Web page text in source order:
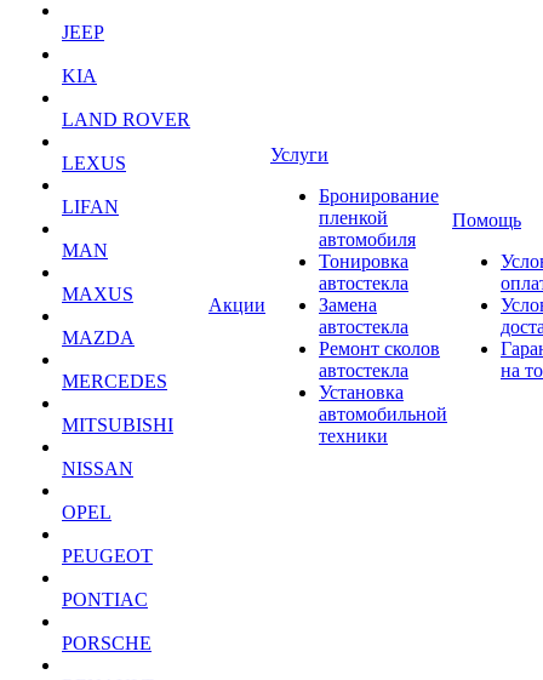
JEEP
KIA
LAND ROVER
LEXUS
LIFAN
MAN
MAXUS
MAZDA
MERCEDES
MITSUBISHI
NISSAN
OPEL
PEUGEOT
PONTIAC
PORSCHE
Акции
Услуги
Бронирование
пленкой
автомобиля
Тонировка
автостекла
Замена
автостекла
Ремонт сколов
автостекла
Установка
автомобильной
техники
Помощь
на